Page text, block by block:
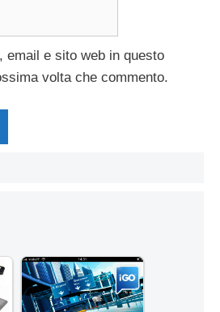
email e sito web in questo
volta che commento.